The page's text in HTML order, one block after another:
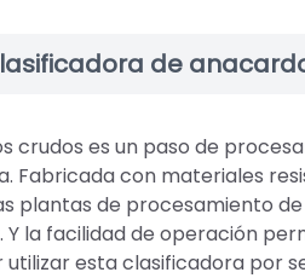
de
crudos es un paso de
Fabricada con materiales
plantas de procesamiento
la facilidad de operación
esta clasificadora por